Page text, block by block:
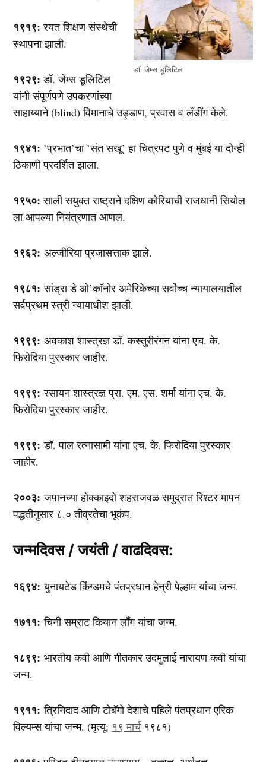
डॉ. जेम्स डूलिटिल
१९१९: रयत शिक्षण संस्थेची
स्थापना झाली.
१९२९: डॉ. जेम्स डूलिटिल
यांनी संपूर्णपणे उपकरणांच्या
साहाय्याने (blind) विमानाचे उड्डाण, प्रवास व लँडींग केले.
१९४१: ’प्रभात’चा ’संत सखू’ हा चित्रपट पुणे व मुंबई या दोन्ही
ठिकाणी प्रदर्शित झाला.
१९५०: साली सयुक्त राष्ट्राने दक्षिण कोरियाची राजधानी सियोल
ला आपल्या नियंत्रणात आणल.
१९६२: अल्जीरिया प्रजासत्ताक झाले.
१९८१: सांड्रा डे ओ’कॉनोर अमेरिकेच्या सर्वोच्च न्यायालयातील
सर्वप्रथम स्त्री न्यायाधीश झाली.
१९९९: अवकाश शास्त्रज्ञ डॉ. कस्तुरीरंगन यांना एच. के.
फिरोदिया पुरस्कार जाहीर.
१९९९: रसायन शास्त्रज्ञ प्रा. एम. एस. शर्मा यांना एच. के.
फिरोदिया पुरस्कार जाहीर.
१९९९: डॉ. पाल रत्नासामी यांना एच. के. फिरोदिया पुरस्कार
जाहीर.
२००३: जपानच्या होक्काइदो शहराजवळ समुद्रात रिश्टर मापन
पद्धतीनुसार ८.० तीव्रतेचा भूकंप.
जन्मदिवस / जयंती / वाढदिवस:
१६९४: युनायटेड किंग्डमचे पंतप्रधान हेन्री पेल्हाम यांचा जन्म.
१७११: चिनी सम्राट कियान लॉँग यांचा जन्म.
१८९९: भारतीय कवी आणि गीतकार उदमुलाई नारायण कवी यांचा
जन्म.
१९११: त्रिनिदाद आणि टोबॅगो देशाचे पहिले पंतप्रधान एरिक
विल्यम्स यांचा जन्म. (मृत्यू: १९ मार्च१९८१)